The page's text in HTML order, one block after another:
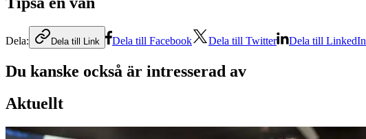
Dela: Dela till Link Dela till Facebook Dela till Twitter Dela till LinkedIn
Du kanske också är intresserad av
Aktuellt